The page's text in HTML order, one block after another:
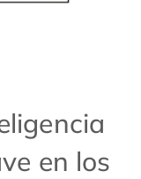
en los